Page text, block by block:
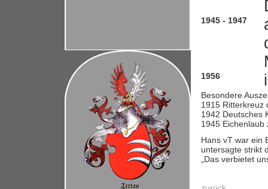
1945 - 1947
1956
Besondere
1915 Ritterkreuz
1942 Deutsches
1945 Eichenlaub
Hans vT war ein
untersagte strikt
„Das verbietet